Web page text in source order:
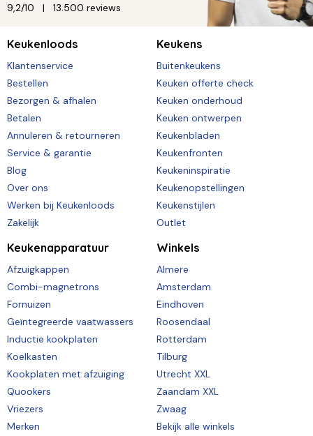
9,2/10 13.500 reviews
Keukenloods
Klantenservice
Bestellen
Bezorgen & afhalen
Betalen
Annuleren & retourneren
Service & garantie
Blog
Over ons
Werken bij Keukenloods
Zakelijk
Keukens
Buitenkeukens
Keuken offerte check
Keuken onderhoud
Keuken ontwerpen
Keukenbladen
Keukenfronten
Keukeninspiratie
Keukenopstellingen
Keukenstijlen
Outlet
Keukenapparatuur
Afzuigkappen
Combi-magnetrons
Fornuizen
Geïntegreerde vaatwassers
Inductie kookplaten
Koelkasten
Kookplaten met afzuiging
Quookers
Vriezers
Merken
Winkels
Almere
Amsterdam
Eindhoven
Roosendaal
Rotterdam
Tilburg
Utrecht XXL
Zaandam XXL
Zwaag
Bekijk alle winkels